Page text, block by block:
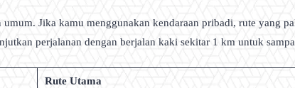
Jika kamu menggunakan kendaraan pribadi, rute yang
perjalanan dengan berjalan kaki sekitar 1 km untuk
Rute Utama